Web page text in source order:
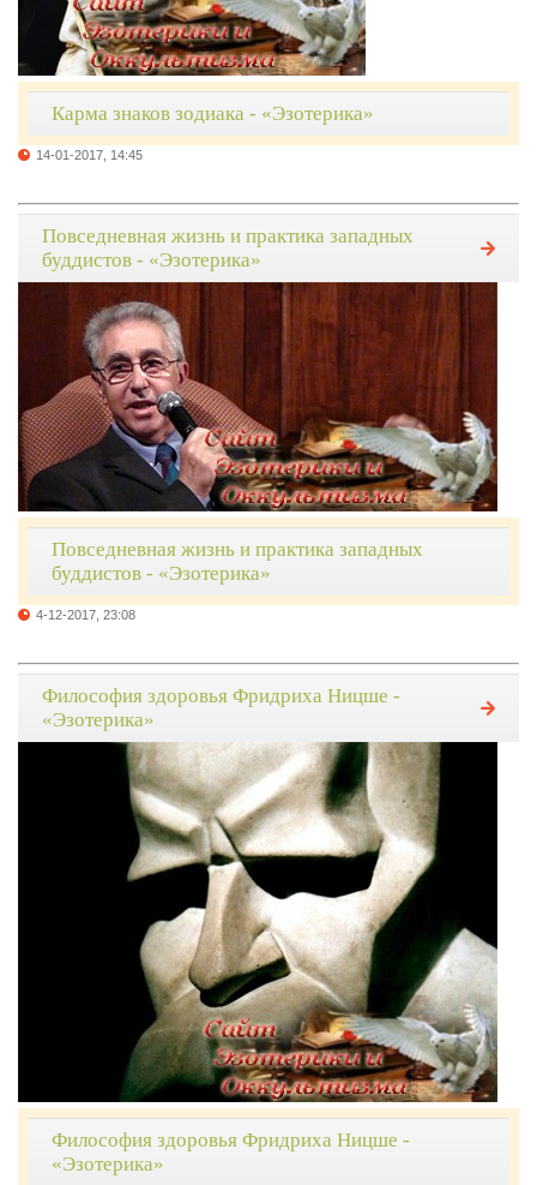
Карма знаков зодиака - «Эзотерика»
14-01-2017, 14:45
Повседневная жизнь и практика западных
буддистов - «Эзотерика»
Повседневная жизнь и практика западных
буддистов - «Эзотерика»
4-12-2017, 23:08
Философия здоровья Фридриха Ницше -
«Эзотерика»
Философия здоровья Фридриха Ницше -
«Эзотерика»